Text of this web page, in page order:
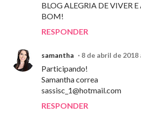
BLOG ALEGRIA DE VIVER
BOM!
RESPONDER
samantha 8 de abril de 2018
Participando!
Samantha correa
sassisc_1@hotmail.com
RESPONDER